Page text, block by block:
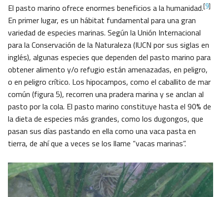
El pasto marino ofrece enormes beneficios a la humanidad.[9]
En primer lugar, es un hábitat fundamental para una gran
variedad de especies marinas. Según la Unión Internacional
para la Conservación de la Naturaleza (IUCN por sus siglas en
inglés), algunas especies que dependen del pasto marino para
obtener alimento y/o refugio están amenazadas, en peligro,
o en peligro crítico. Los hipocampos, como el caballito de mar
común (figura 5), recorren una pradera marina y se anclan al
pasto por la cola. El pasto marino constituye hasta el 90% de
la dieta de especies más grandes, como los dugongos, que
pasan sus días pastando en ella como una vaca pasta en
tierra, de ahí que a veces se los llame “vacas marinas”.